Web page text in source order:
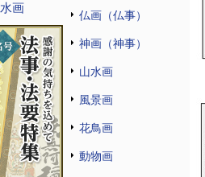
画
仏画（仏事）
神画（神事）
山水画
風景画
花鳥画
動物画